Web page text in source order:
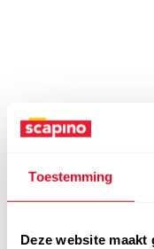
Toestemming
Deze website